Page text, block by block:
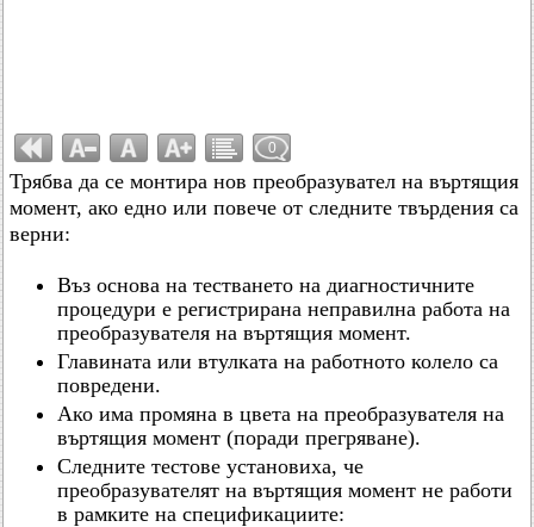
0
Трябва да се монтира нов преобразувател на въртящия
момент, ако едно или повече от следните твърдения са
верни:
Въз основа на тестването на диагностичните
процедури е регистрирана неправилна работа на
преобразувателя на въртящия момент.
Главината или втулката на работното колело са
повредени.
Ако има промяна в цвета на преобразувателя на
въртящия момент (поради прегряване).
Следните тестове установиха, че
преобразувателят на въртящия момент не работи
в рамките на спецификациите: